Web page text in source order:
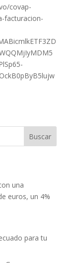
covap-
facturacion-
Buscar
una
euros, un 4%
para tu